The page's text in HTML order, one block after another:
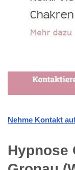
Nehme Kontakt
Hypnose